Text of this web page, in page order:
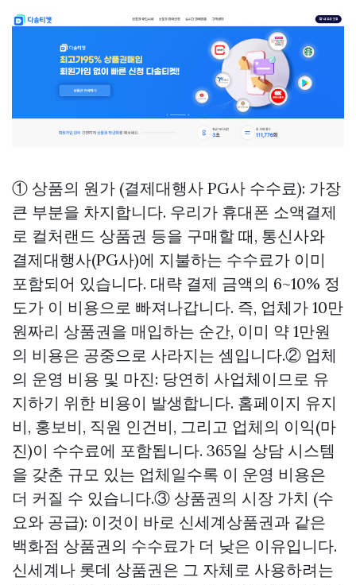
① 상품의 원가 (결제대행사 PG사 수수료): 가장
큰 부분을 차지합니다. 우리가 휴대폰 소액결제
로 컬처랜드 상품권 등을 구매할 때, 통신사와
결제대행사(PG사)에 지불하는 수수료가 이미
포함되어 있습니다. 대략 결제 금액의 6~10% 정
도가 이 비용으로 빠져나갑니다. 즉, 업체가 10만
원짜리 상품권을 매입하는 순간, 이미 약 1만원
의 비용은 공중으로 사라지는 셈입니다.② 업체
의 운영 비용 및 마진: 당연히 사업체이므로 유
지하기 위한 비용이 발생합니다. 홈페이지 유지
비, 홍보비, 직원 인건비, 그리고 업체의 이익(마
진)이 수수료에 포함됩니다. 365일 상담 시스템
을 갖춘 규모 있는 업체일수록 이 운영 비용은
더 커질 수 있습니다.③ 상품권의 시장 가치 (수
요와 공급): 이것이 바로 신세계상품권과 같은
백화점 상품권의 수수료가 더 낮은 이유입니다.
신세계나 롯데 상품권은 그 자체로 사용하려는